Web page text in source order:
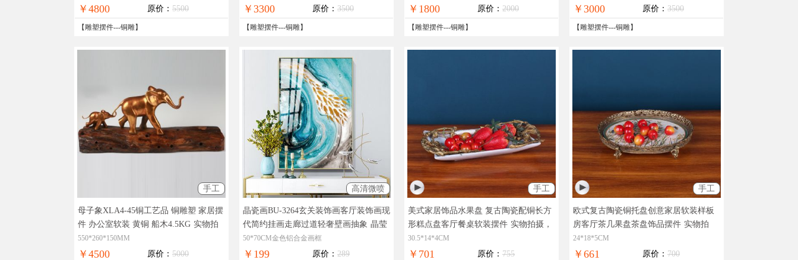
￥4800 原价： 5500
【雕塑摆件---铜雕】
￥3300 原价： 3500
【雕塑摆件---铜雕】
免邮
￥1800 原价： 2000
【雕塑摆件---铜雕】
全国免邮
￥3000 原价： 3500
【雕塑摆件---铜雕】
手工
母子象XLA4-45铜工艺品 铜雕塑 家居摆
件 办公室软装 黄铜 船木4.5KG 实物拍
摄，精品艺术，在线支付，全国免邮
550*260*150MM
￥4500 原价： 5000
高清微喷
晶瓷画BU-3264玄关装饰画客厅装饰画现
代简约挂画走廊过道轻奢壁画抽象 晶莹
剔透奢华极致工厂直销七天无理由退换
50*70CM金色铝合金画框
￥199 原价： 289
手工
美式家居饰品水果盘 复古陶瓷配铜长方
形糕点盘客厅餐桌软装摆件 实物拍摄，
现货图片，在线支付，全国免邮
30.5*14*4CM
￥701 原价： 755
手工
欧式复古陶瓷铜托盘创意家居软装样板
房客厅茶几果盘茶盘饰品摆件 实物拍
摄，现货图片，在线支付，全国免邮
24*18*5CM
￥661 原价： 700